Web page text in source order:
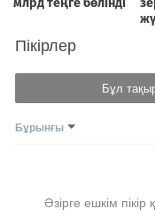
Пікірлер
Бұл
Бұрынғы
Әзірге ешкім